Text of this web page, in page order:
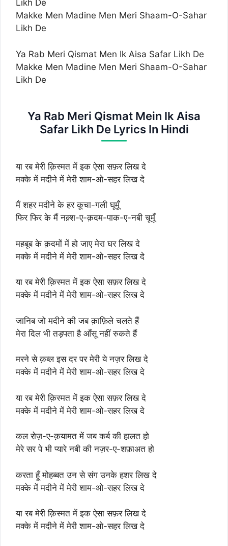
Likh De
Makke Men Madine Men Meri Shaam-O-Sahar
Likh De
Ya Rab Meri Qismat Men Ik Aisa Safar Likh De
Makke Men Madine Men Meri Shaam-O-Sahar
Likh De
Ya Rab Meri Qismat Mein Ik Aisa
Safar Likh De Lyrics In Hindi
या रब मेरी क़िस्मत में इक ऐसा सफ़र लिख दे
मक्के में मदीने में मेरी शाम-ओ-सहर लिख दे
मैं शहर मदीने के हर कूचा-गली घूमूँ
फिर फिर के मैं नक़्श-ए-क़दम-पाक-ए-नबी चूमूँ
महबूब के क़दमों में हो जाए मेरा घर लिख दे
मक्के में मदीने में मेरी शाम-ओ-सहर लिख दे
या रब मेरी क़िस्मत में इक ऐसा सफ़र लिख दे
मक्के में मदीने में मेरी शाम-ओ-सहर लिख दे
जानिब जो मदीने की जब क़ाफ़िले चलते हैं
मेरा दिल भी तड़पता है आँसू नहीं रुकते हैं
मरने से क़ब्ल इस दर पर मेरी ये नज़र लिख दे
मक्के में मदीने में मेरी शाम-ओ-सहर लिख दे
या रब मेरी क़िस्मत में इक ऐसा सफ़र लिख दे
मक्के में मदीने में मेरी शाम-ओ-सहर लिख दे
कल रोज़-ए-क़यामत में जब कर्ब की हालत हो
मेरे सर पे भी प्यारे नबी की नज़र-ए-शफ़ाअत हो
करता हूँ मोहब्बत उन से संग उनके हशर लिख दे
मक्के में मदीने में मेरी शाम-ओ-सहर लिख दे
या रब मेरी क़िस्मत में इक ऐसा सफ़र लिख दे
मक्के में मदीने में मेरी शाम-ओ-सहर लिख दे